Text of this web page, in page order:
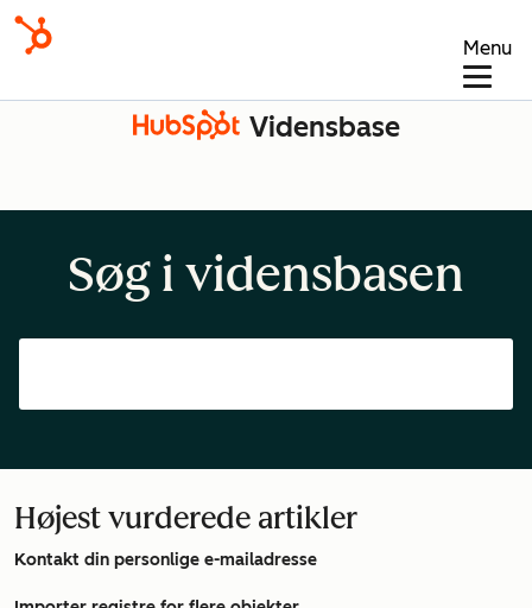
Menu
Vidensbase
Søg i vidensbasen
Højest vurderede artikler
Kontakt din personlige e-mailadresse